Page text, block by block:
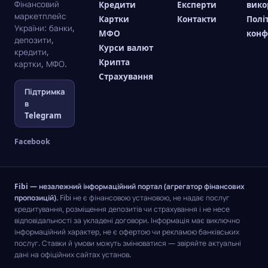
Фінансовий
маркетплейс
України: банки,
депозити,
кредити,
картки, МФО.
Підтримка
в
Telegram
Facebook
Кредити
Картки
МФО
Курси валют
Крипта
Страхування
Експерти
Контакти
Fibi — незалежний інформаційний портал (агрегатор фінансових
пропозицій). Fibi не є фінансовою установою, не надає послуг
кредитування, розміщення депозитів чи страхування і не несе
відповідальності за укладені договори. Інформація має виключно
інформаційний характер, не є офертою чи рекламою банківських
послуг. Ставки й умови можуть змінюватися — звіряйте актуальні
дані на офіційних сайтах установ.